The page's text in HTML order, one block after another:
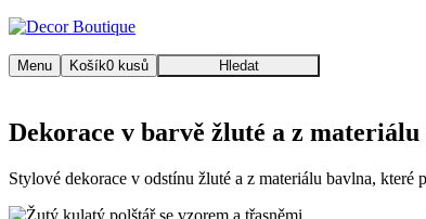
Menu Košík0 kusů Hledat
Dekorace v barvě žluté a z
Stylové dekorace v odstínu žluté a z materiálu bavlna,